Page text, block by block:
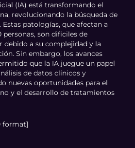
(IA) está transformando el
revolucionando la búsqueda de
Estas patologías, que afectan a
personas, son difíciles de
debido a su complejidad y la
Sin embargo, los avances
que la IA juegue un papel
de datos clínicos y
nuevas oportunidades para el
y el desarrollo de tratamientos
format]